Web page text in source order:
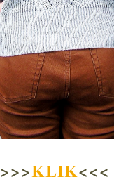
>>>KLIK<<<